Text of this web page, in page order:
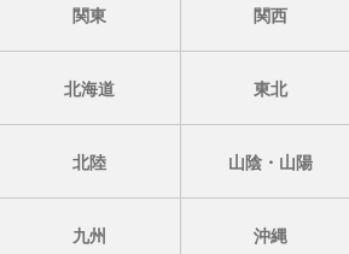
関東 関西
北海道 東北
北陸 山陰・山陽
九州 沖縄